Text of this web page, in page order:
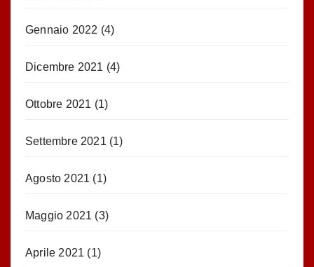
Gennaio 2022 (4)
Dicembre 2021 (4)
Ottobre 2021 (1)
Settembre 2021 (1)
Agosto 2021 (1)
Maggio 2021 (3)
Aprile 2021 (1)